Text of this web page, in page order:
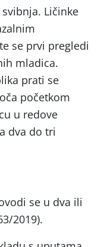
Ličinke
se prvi pregledi
mladica.
prati se
početkom
u redove
dva do tri
se u dva ili
2019).